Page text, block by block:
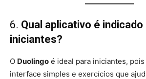
6. Qual aplicativo é indicado
iniciantes?
O Duolingo é ideal para iniciantes,
interface simples e exercícios que